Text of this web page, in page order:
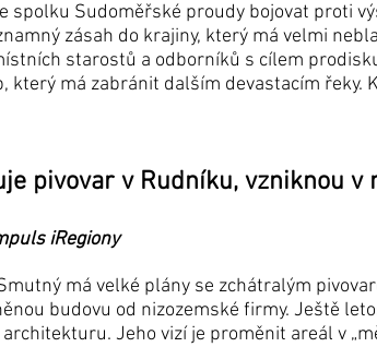
spolku Sudoměřské proudy bojovat proti
zásah do krajiny, který má velmi
starostů a odborníků s cílem
který má zabránit dalším devastacím řeky.
pivovar v Rudníku, vzniknou v
iRegiony
má velké plány se zchátralým
budovu od nizozemské firmy. Ještě
Jeho vizí je proměnit areál v